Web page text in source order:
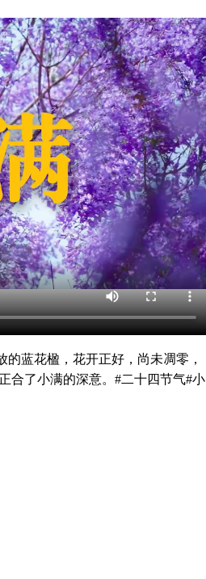
蓝花楹，花开正好，尚未凋零，
合了小满的深意。#二十四节气#小